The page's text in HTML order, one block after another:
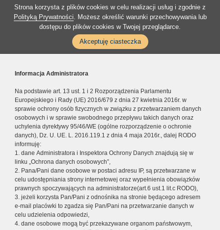
Strona korzysta z plików cookies w celu realizacji usług i zgodnie z
Polityką Prywatności. Możesz określić warunki przechowywania lub
dostępu do plików cookies w Twojej przeglądarce.
Akceptuję ciasteczka
Informacja Administratora
Na podstawie art. 13 ust. 1 i 2 Rozporządzenia Parlamentu
Europejskiego i Rady (UE) 2016/679 z dnia 27 kwietnia 2016r. w
sprawie ochrony osób fizycznych w związku z przetwarzaniem danych
osobowych i w sprawie swobodnego przepływu takich danych oraz
uchylenia dyrektywy 95/46/WE (ogólne rozporządzenie o ochronie
danych), Dz. U. UE. L. 2016.119.1 z dnia 4 maja 2016r., dalej RODO
informuję:
1. dane Administratora i Inspektora Ochrony Danych znajdują się w
linku „Ochrona danych osobowych”,
2. Pana/Pani dane osobowe w postaci adresu IP, są przetwarzane w
celu udostępniania strony internetowej oraz wypełnienia obowiązków
prawnych spoczywających na administratorze(art.6 ust.1 lit.c RODO),
3. jeżeli korzysta Pan/Pani z odnośnika na stronie będącego adresem
e-mail placówki to zgadza się Pan/Pani na przetwarzanie danych w
celu udzielenia odpowiedzi,
4. dane osobowe mogą być przekazywane organom państwowym,